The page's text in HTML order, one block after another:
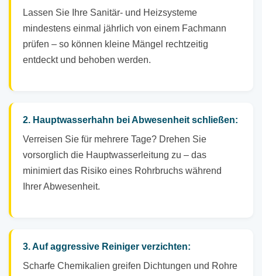
Lassen Sie Ihre Sanitär- und Heizsysteme
mindestens einmal jährlich von einem Fachmann
prüfen – so können kleine Mängel rechtzeitig
entdeckt und behoben werden.
2. Hauptwasserhahn bei Abwesenheit schließen:
Verreisen Sie für mehrere Tage? Drehen Sie
vorsorglich die Hauptwasserleitung zu – das
minimiert das Risiko eines Rohrbruchs während
Ihrer Abwesenheit.
3. Auf aggressive Reiniger verzichten:
Scharfe Chemikalien greifen Dichtungen und Rohre